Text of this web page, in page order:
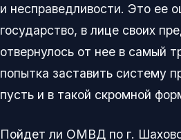
и несправедливости. Это ее
государство, в лице своих
отвернулось от нее в самый
попытка заставить систему
пусть и в такой скромной
Пойдет ли ОМВД по г.